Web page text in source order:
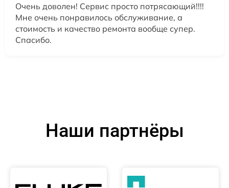
Очень доволен! Сервис просто потрясающий!!!!
Мне очень понравилось обслуживание, а
стоимость и качество ремонта вообще супер.
Спасибо.
Наши партнёры